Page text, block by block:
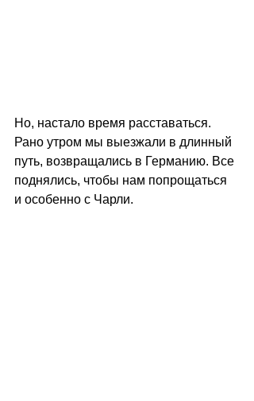
Но, настало время расставаться.
Рано утром мы выезжали в длинный
путь, возвращались в Германию. Все
поднялись, чтобы нам попрощаться
и особенно с Чарли.